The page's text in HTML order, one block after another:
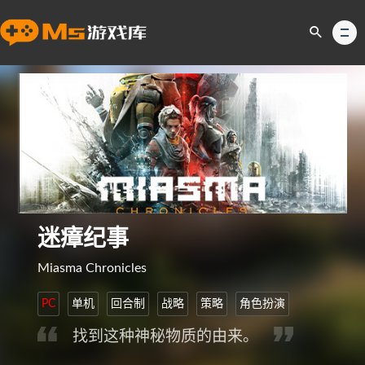
迷瘴纪事
Miasma Chronicles
PC 单机 回合制 战略 策略 角色扮演
找到这种神秘物质的由来。